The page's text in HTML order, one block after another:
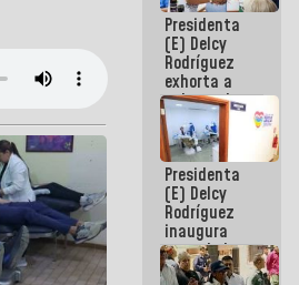
Presidenta
(E) Delcy
Rodríguez
exhorta a
gobernadores
y alcaldes a
edificar
casas para
abuelos
Presidenta
(E) Delcy
Rodríguez
inaugura
casa de los
Abuelos